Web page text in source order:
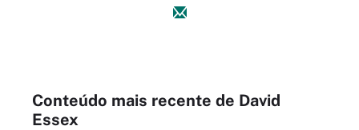
Conteúdo mais recente de David
Essex